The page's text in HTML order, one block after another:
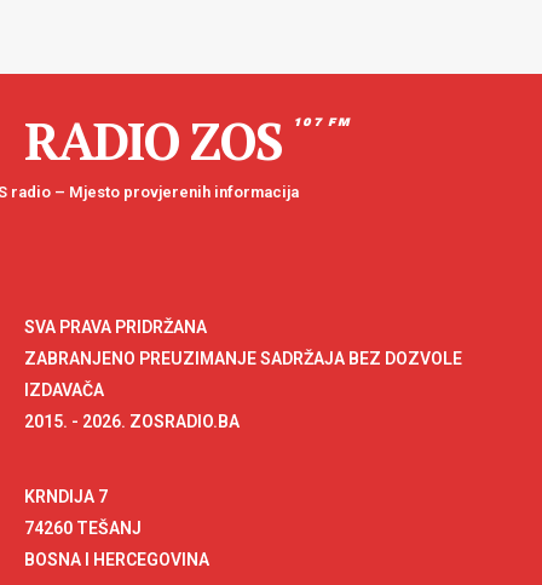
RADIO ZOS 107 FM
radio – Mjesto provjerenih informacija
SVA PRAVA PRIDRŽANA
ZABRANJENO PREUZIMANJE SADRŽAJA BEZ DOZVOLE
IZDAVAČA
2015. - 2026. ZOSRADIO.BA
KRNDIJA 7
74260 TEŠANJ
BOSNA I HERCEGOVINA